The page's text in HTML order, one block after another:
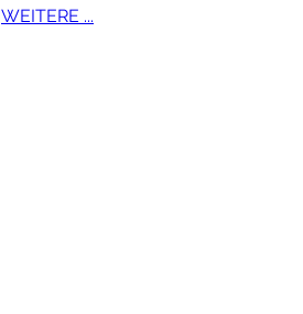
WEITERE ...